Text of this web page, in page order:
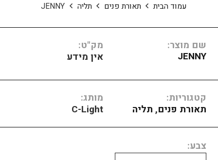
עמוד הבית תאורת פנים תליה JENNY
שם מוצר:
JENNY
מק"ט:
אין מידע
קטגוריות:
תאורת פנים, תליה
מותג:
C-Light
צבע